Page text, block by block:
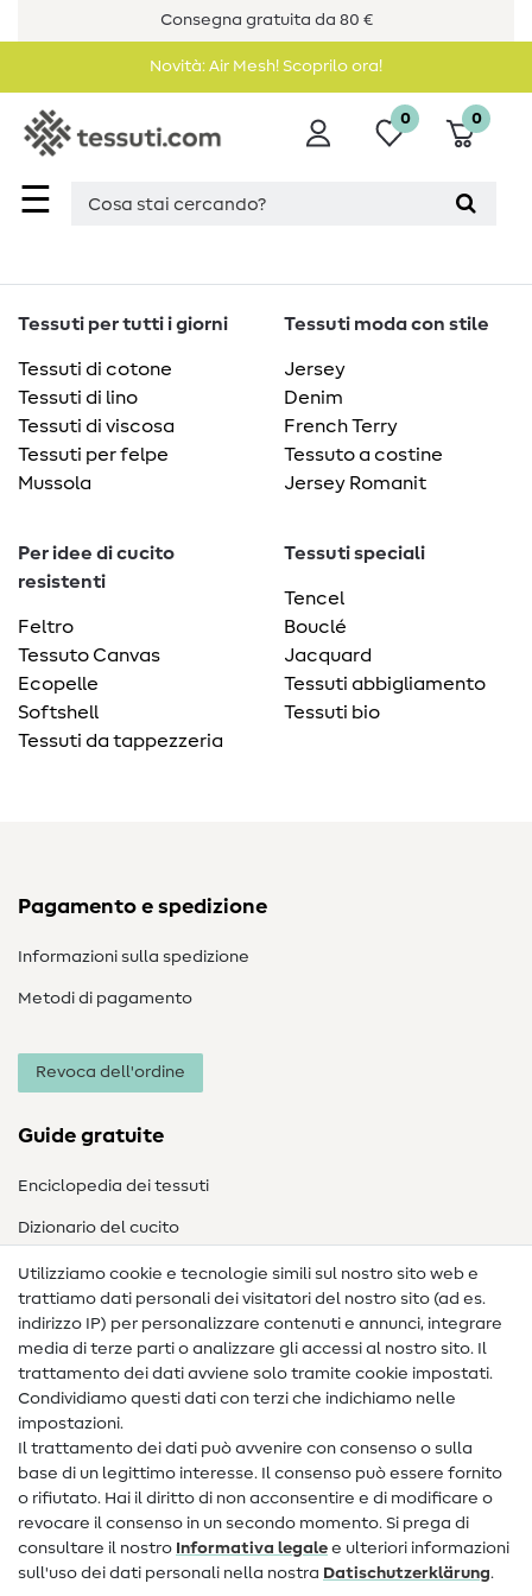
Consegna gratuita da 80 €
Novità: Air Mesh! Scoprilo ora!
☰
0 0
Tessuti per tutti i giorni
Tessuti di cotone
Tessuti di lino
Tessuti di viscosa
Tessuti per felpe
Mussola
Tessuti moda con stile
Jersey
Denim
French Terry
Tessuto a costine
Jersey Romanit
Per idee di cucito
resistenti
Feltro
Tessuto Canvas
Ecopelle
Softshell
Tessuti da tappezzeria
Tessuti speciali
Tencel
Bouclé
Jacquard
Tessuti abbigliamento
Tessuti bio
Pagamento e spedizione
Informazioni sulla spedizione
Metodi di pagamento
Revoca dell'ordine
Guide gratuite
Enciclopedia dei tessuti
Dizionario del cucito
Nähanleitungen
Assistenza e contatto
Contatto
Informazioni sul nuovo proprietario
FAQ
Diritto di recesso
Popolare
Utilizziamo cookie e tecnologie simili sul nostro sito web e
trattiamo dati personali dei visitatori del nostro sito (ad es.
indirizzo IP) per personalizzare contenuti e annunci, integrare
media di terze parti o analizzare gli accessi al nostro sito. Il
trattamento dei dati avviene solo tramite cookie impostati.
Condividiamo questi dati con terzi che indichiamo nelle
impostazioni.
Il trattamento dei dati può avvenire con consenso o sulla
base di un legittimo interesse. Il consenso può essere fornito
o rifiutato. Hai il diritto di non acconsentire e di modificare o
revocare il consenso in un secondo momento. Si prega di
consultare il nostro Informativa legale e ulteriori informazioni
sull'uso dei dati personali nella nostra Dati­schutz­erklärung.